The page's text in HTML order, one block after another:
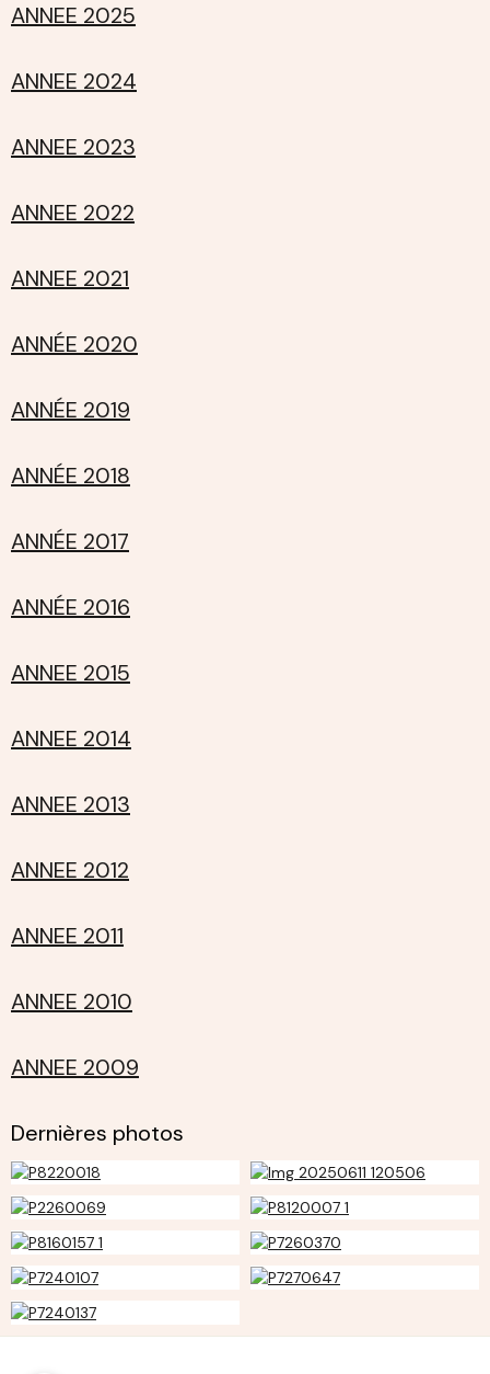
ANNEE 2025
ANNEE 2024
ANNEE 2023
ANNEE 2022
ANNEE 2021
ANNÉE 2020
ANNÉE 2019
ANNÉE 2018
ANNÉE 2017
ANNÉE 2016
ANNEE 2015
ANNEE 2014
ANNEE 2013
ANNEE 2012
ANNEE 2011
ANNEE 2010
ANNEE 2009
Dernières photos